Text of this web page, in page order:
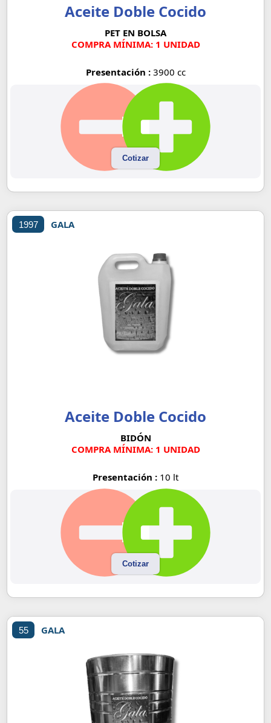
Aceite Doble Cocido
PET EN BOLSA
COMPRA MÍNIMA: 1 UNIDAD
Presentación : 3900 cc
Cotizar
Aceite Doble Cocido
BIDÓN
COMPRA MÍNIMA: 1 UNIDAD
Presentación : 10 lt
1997 GALA
Cotizar
55 GALA